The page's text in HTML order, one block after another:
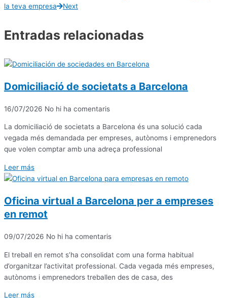
la teva empresa
Next
Entradas relacionadas
Domiciliació de societats a Barcelona
16/07/2026 No hi ha comentaris
La domiciliació de societats a Barcelona és una solució cada
vegada més demandada per empreses, autònoms i emprenedors
que volen comptar amb una adreça professional
Leer más
Oficina virtual a Barcelona per a empreses
en remot
09/07/2026 No hi ha comentaris
El treball en remot s’ha consolidat com una forma habitual
d’organitzar l’activitat professional. Cada vegada més empreses,
autònoms i emprenedors treballen des de casa, des
Leer más